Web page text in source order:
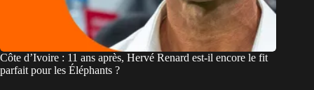
Côte d’Ivoire : 11 ans après, Hervé Renard est-il encore le fit
parfait pour les Éléphants ?